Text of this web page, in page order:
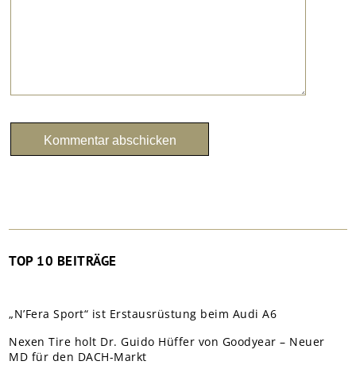
TOP 10 BEITRÄGE
„N’Fera Sport“ ist Erstausrüstung beim Audi A6
Nexen Tire holt Dr. Guido Hüffer von Goodyear – Neuer
MD für den DACH-Markt